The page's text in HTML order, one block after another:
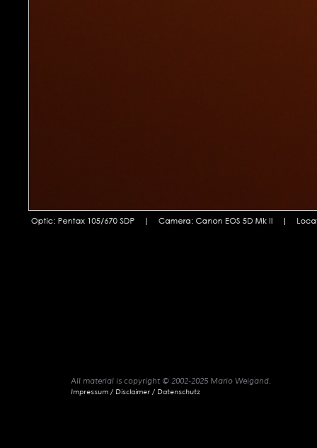
All material is copyright © 2002-2025 Mario Weigand.
Impressum / Disclaimer / Datenschutz